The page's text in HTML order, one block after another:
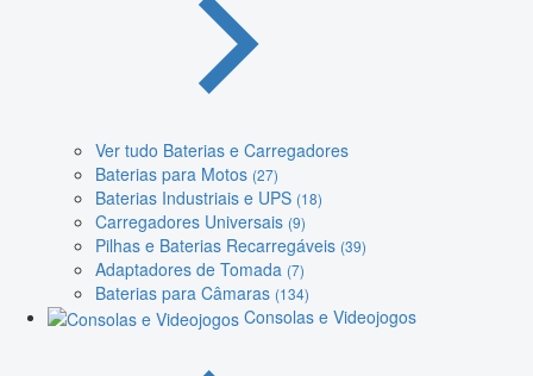
Ver tudo Baterias e Carregadores
Baterias para Motos (27)
Baterias Industriais e UPS (18)
Carregadores Universais (9)
Pilhas e Baterias Recarregáveis (39)
Adaptadores de Tomada (7)
Baterias para Câmaras (134)
Consolas e Videojogos